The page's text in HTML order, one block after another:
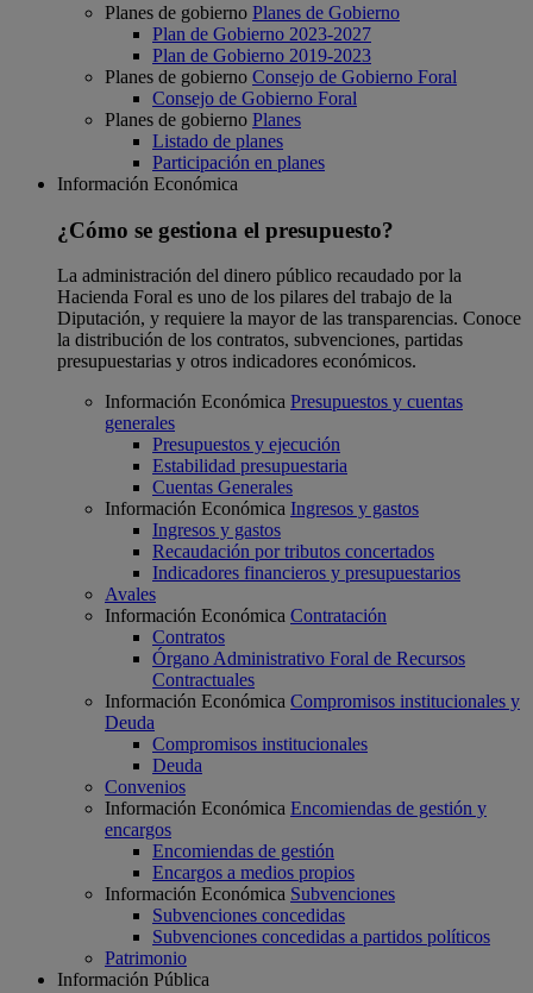
Planes de gobierno Planes de Gobierno
Plan de Gobierno 2023-2027
Plan de Gobierno 2019-2023
Planes de gobierno Consejo de Gobierno Foral
Consejo de Gobierno Foral
Planes de gobierno Planes
Listado de planes
Participación en planes
Información Económica
¿Cómo se gestiona el presupuesto?
La administración del dinero público recaudado por la
Hacienda Foral es uno de los pilares del trabajo de la
Diputación, y requiere la mayor de las transparencias. Conoce
la distribución de los contratos, subvenciones, partidas
presupuestarias y otros indicadores económicos.
Información Económica Presupuestos y cuentas
generales
Presupuestos y ejecución
Estabilidad presupuestaria
Cuentas Generales
Información Económica Ingresos y gastos
Ingresos y gastos
Recaudación por tributos concertados
Indicadores financieros y presupuestarios
Avales
Información Económica Contratación
Contratos
Órgano Administrativo Foral de Recursos
Contractuales
Información Económica Compromisos institucionales y
Deuda
Compromisos institucionales
Deuda
Convenios
Información Económica Encomiendas de gestión y
encargos
Encomiendas de gestión
Encargos a medios propios
Información Económica Subvenciones
Subvenciones concedidas
Subvenciones concedidas a partidos políticos
Patrimonio
Información Pública